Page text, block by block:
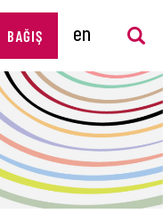
BAĞIŞ